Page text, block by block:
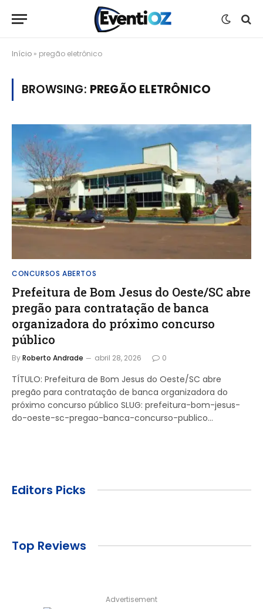
Início » pregão eletrônico
BROWSING: PREGÃO ELETRÔNICO
CONCURSOS ABERTOS
Prefeitura de Bom Jesus do Oeste/SC abre
pregão para contratação de banca
organizadora do próximo concurso
público
ByRoberto Andrade abril 28, 2026 0
TÍTULO: Prefeitura de Bom Jesus do Oeste/SC abre
pregão para contratação de banca organizadora do
próximo concurso público SLUG: prefeitura-bom-jesus-
do-oeste-sc-pregao-banca-concurso-publico…
Editors Picks
Top Reviews
Advertisement